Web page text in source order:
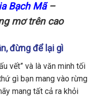
Bạch Mã–
mơ trên cao
đừng để lại gì
vết” và là văn minh tối
gì bạn mang vào rừng
mang tất cả ra khỏi